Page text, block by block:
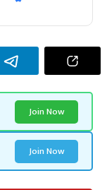
Join Now
Join Now